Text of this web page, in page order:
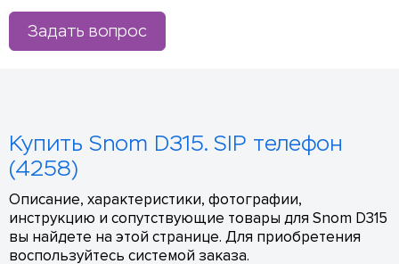
Задать вопрос
Купить Snom D315. SIP телефон
(4258)
Описание, характеристики, фотографии,
инструкцию и сопутствующие товары для Snom D315
вы найдете на этой странице. Для приобретения
воспользуйтесь системой заказа.